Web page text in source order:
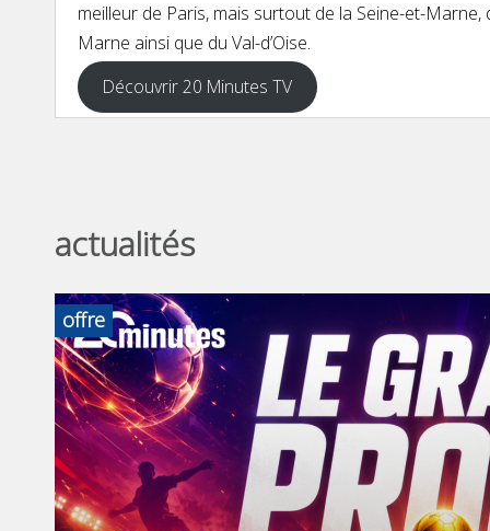
meilleur de Paris, mais surtout de la Seine-et-Marne,
Marne ainsi que du Val-d’Oise.
Découvrir 20 Minutes TV
actualités
offre